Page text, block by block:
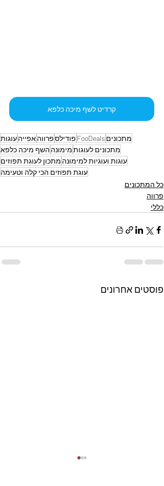
קרדיט לשף מיכה כלפא
מתכונים FooDeals פודילספרווהאפייהעוגות
מתכונים לעוגותמימונה השף מיכה כלפא
עוגות ועוגיות למימונה מתכון לעוגת תפוזים
עוגת תפוזים הכי קלה וטעימה
כל המתכונים
פרווה
כללי
פוסטים אחרונים